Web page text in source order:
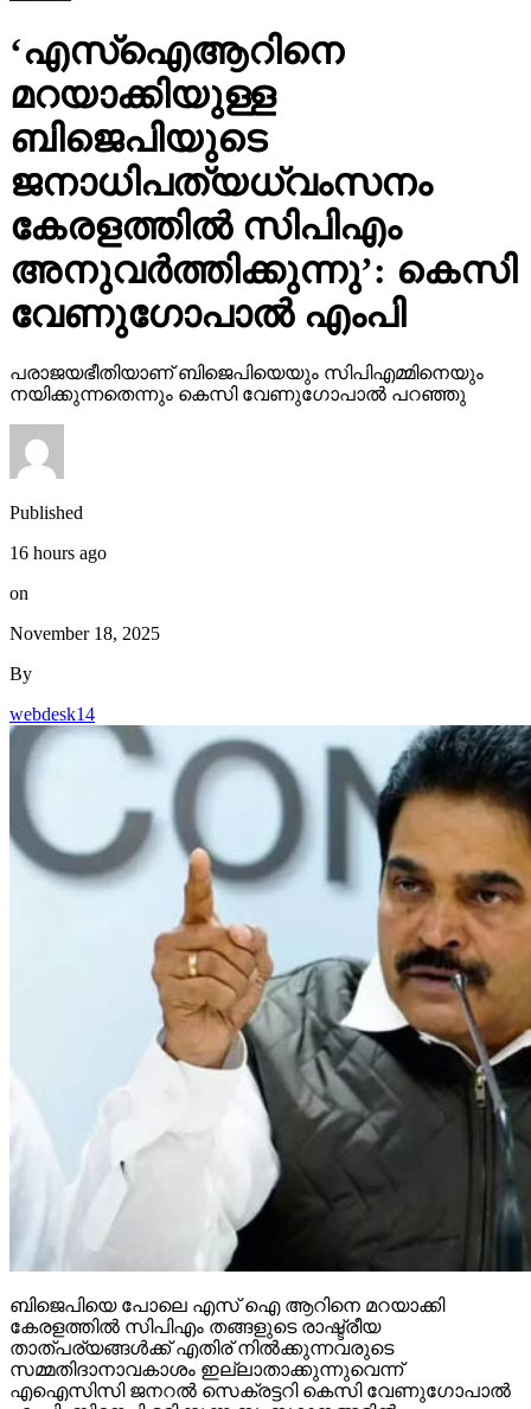
‘എസ്‌ഐആറിനെ
മറയാക്കിയുള്ള
ബിജെപിയുടെ
ജനാധിപത്യധ്വംസനം
കേരളത്തില്‍ സിപിഎം
അനുവര്‍ത്തിക്കുന്നു’: കെസി
വേണുഗോപാല്‍ എംപി
പരാജയഭീതിയാണ് ബിജെപിയെയും സിപിഎമ്മിനെയും
നയിക്കുന്നതെന്നും കെസി വേണുഗോപാല്‍ പറഞ്ഞു
Published
16 hours ago
on
November 18, 2025
By
webdesk14
ബിജെപിയെ പോലെ എസ് ഐ ആറിനെ മറയാക്കി
കേരളത്തില്‍ സിപിഎം തങ്ങളുടെ രാഷ്ട്രീയ
താത്പര്യങ്ങള്‍ക്ക് എതിര് നില്‍ക്കുന്നവരുടെ
സമ്മതിദാനാവകാശം ഇല്ലാതാക്കുന്നുവെന്ന്
എഐസിസി ജനറല്‍ സെക്രട്ടറി കെസി വേണുഗോപാല്‍